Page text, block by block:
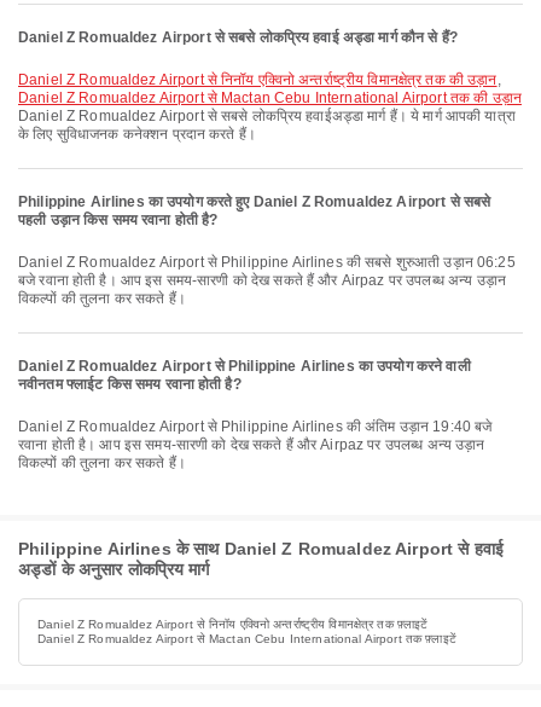
Daniel Z Romualdez Airport से सबसे लोकप्रिय हवाई अड्डा मार्ग कौन से हैं?
Daniel Z Romualdez Airport से निनॉय एक्विनो अन्तर्राष्ट्रीय विमानक्षेत्र तक की उड़ान,
Daniel Z Romualdez Airport से Mactan Cebu International Airport तक की उड़ान
Daniel Z Romualdez Airport से सबसे लोकप्रिय हवाईअड्डा मार्ग हैं। ये मार्ग आपकी यात्रा
के लिए सुविधाजनक कनेक्शन प्रदान करते हैं।
Philippine Airlines का उपयोग करते हुए Daniel Z Romualdez Airport से सबसे
पहली उड़ान किस समय रवाना होती है?
Daniel Z Romualdez Airport से Philippine Airlines की सबसे शुरुआती उड़ान 06:25
बजे रवाना होती है। आप इस समय-सारणी को देख सकते हैं और Airpaz पर उपलब्ध अन्य उड़ान
विकल्पों की तुलना कर सकते हैं।
Daniel Z Romualdez Airport से Philippine Airlines का उपयोग करने वाली
नवीनतम फ्लाईट किस समय रवाना होती है?
Daniel Z Romualdez Airport से Philippine Airlines की अंतिम उड़ान 19:40 बजे
रवाना होती है। आप इस समय-सारणी को देख सकते हैं और Airpaz पर उपलब्ध अन्य उड़ान
विकल्पों की तुलना कर सकते हैं।
Philippine Airlines के साथ Daniel Z Romualdez Airport से हवाई
अड्डों के अनुसार लोकप्रिय मार्ग
Daniel Z Romualdez Airport से निनॉय एक्विनो अन्तर्राष्ट्रीय विमानक्षेत्र तक फ़्लाइटें
Daniel Z Romualdez Airport से Mactan Cebu International Airport तक फ़्लाइटें